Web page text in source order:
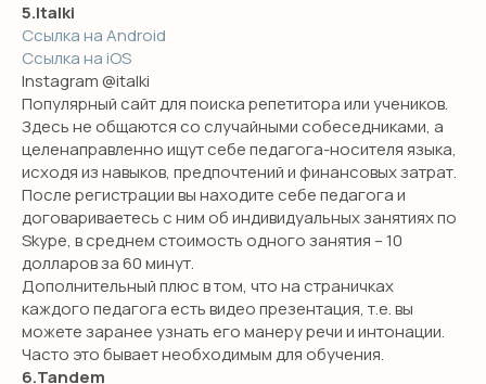
5.Italki
Ссылка на Android
Ссылка на iOS
Instagram @italki
Популярный сайт для поиска репетитора или учеников.
Здесь не общаются со случайными собеседниками, а
целенаправленно ищут себе педагога-носителя языка,
исходя из навыков, предпочтений и финансовых затрат.
После регистрации вы находите себе педагога и
договариваетесь с ним об индивидуальных занятиях по
Skype, в среднем стоимость одного занятия – 10
долларов за 60 минут.
Дополнительный плюс в том, что на страничках
каждого педагога есть видео презентация, т.е. вы
можете заранее узнать его манеру речи и интонации.
Часто это бывает необходимым для обучения.
6.Tandem